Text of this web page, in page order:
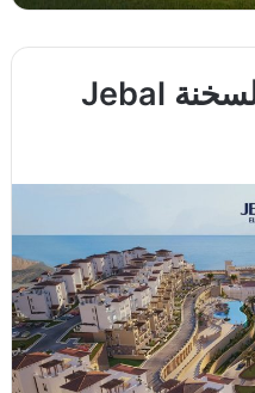
منتجع جبال العين السخنة Jebal